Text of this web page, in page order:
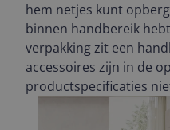
hem netjes kunt
binnen handbereik
verpakking zit een
accessoires zijn in de
productspecificaties